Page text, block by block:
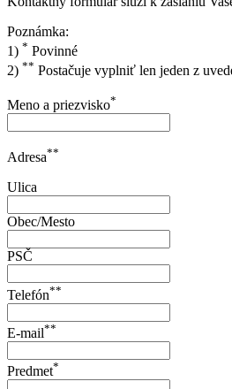
Poznámka:
1) * Povinné
2) ** Postačuje vyplniť len jeden z
Meno a priezvisko*
Adresa**
Ulica
Obec/Mesto
PSČ
Telefón**
E-mail**
Predmet*